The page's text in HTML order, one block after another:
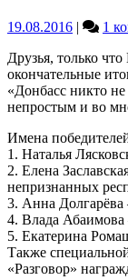
19.08.2016 | 1
Друзья, только
окончательные
«Донбасс никто
непростым и во
Имена
1. Наталья
2. Елена
непризнанных
3. Анна
4. Влада
5. Екатерина
Также
«Разговор»